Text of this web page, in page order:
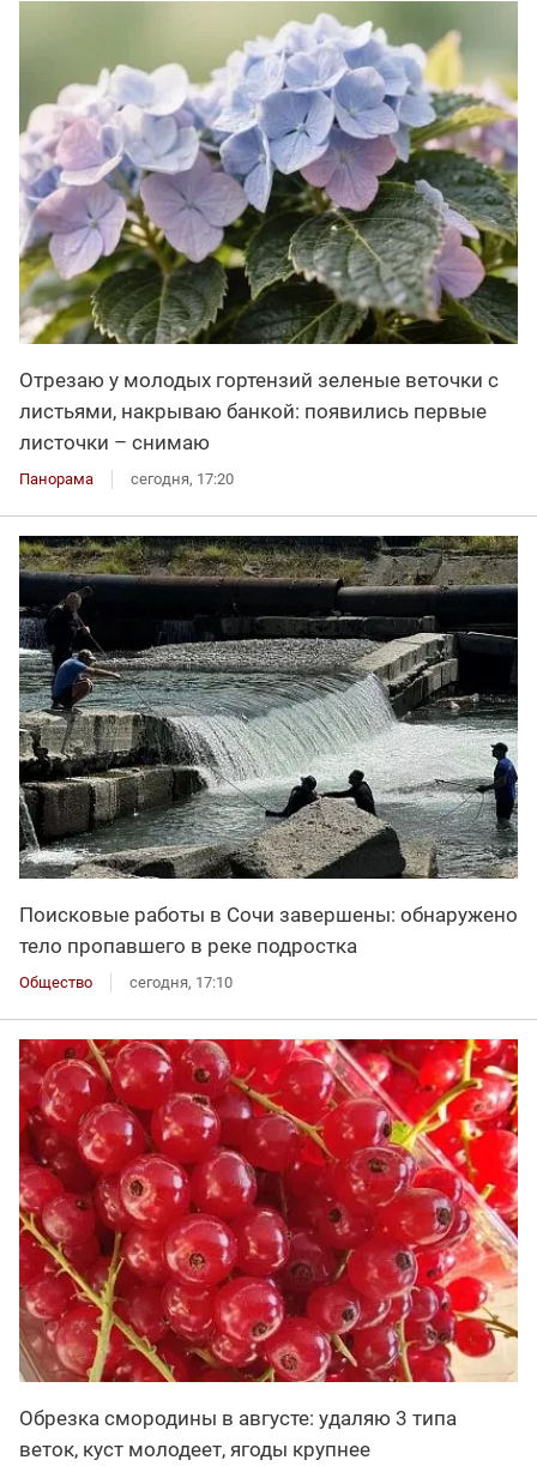
Отрезаю у молодых гортензий зеленые веточки с
листьями, накрываю банкой: появились первые
листочки – снимаю
Панорама сегодня, 17:20
Поисковые работы в Сочи завершены: обнаружено
тело пропавшего в реке подростка
Общество сегодня, 17:10
Обрезка смородины в августе: удаляю 3 типа
веток, куст молодеет, ягоды крупнее